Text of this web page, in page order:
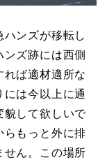
ンズが移転し
ズ跡には西側
れば適材適所な
は今以上に通
貌して欲しいで
らもっと外に排
せん。この場所